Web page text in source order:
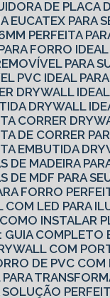
DE PLACA
EUCATEX PARA
PERFEITA
FORRO
PARA
PVC IDEAL
DRYWALL
DRYWALL
CORRER
DE CORRER
EMBUTIDA
DE MADEIRA
DE MDF PARA
FORRO
COM LED PARA
COMO INSTALAR
GUIA COMPLETO
COM
DE PVC COM
SOLUÇÃO